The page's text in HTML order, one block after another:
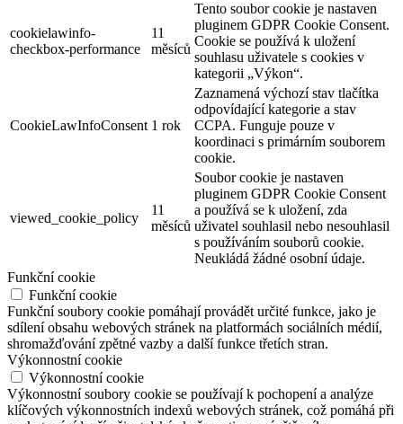
cookielawinfo-
checkbox-performance
11
měsíců
Tento soubor cookie je nastaven
pluginem GDPR Cookie Consent.
Cookie se používá k uložení
souhlasu uživatele s cookies v
kategorii „Výkon“.
CookieLawInfoConsent 1 rok
Zaznamená výchozí stav tlačítka
odpovídající kategorie a stav
CCPA. Funguje pouze v
koordinaci s primárním souborem
cookie.
viewed_cookie_policy
11
měsíců
Soubor cookie je nastaven
pluginem GDPR Cookie Consent
a používá se k uložení, zda
uživatel souhlasil nebo nesouhlasil
s používáním souborů cookie.
Neukládá žádné osobní údaje.
Funkční cookie
Funkční cookie
Funkční soubory cookie pomáhají provádět určité funkce, jako je
sdílení obsahu webových stránek na platformách sociálních médií,
shromažďování zpětné vazby a další funkce třetích stran.
Výkonnostní cookie
Výkonnostní cookie
Výkonnostní soubory cookie se používají k pochopení a analýze
klíčových výkonnostních indexů webových stránek, což pomáhá při